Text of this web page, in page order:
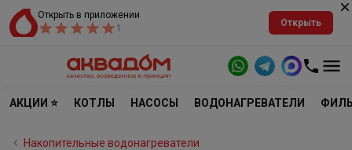
Открыть в приложении
1
Открыть
АКЦИИ ⭐ КОТЛЫ НАСОСЫ ВОДОНАГРЕВАТЕЛИ
Накопительные водонагреватели